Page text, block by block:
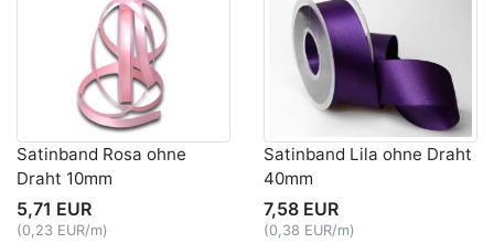
Satinband Rosa ohne
Draht 10mm
5,71 EUR
(0,23 EUR/m)
Satinband Lila ohne Draht
40mm
7,58 EUR
(0,38 EUR/m)